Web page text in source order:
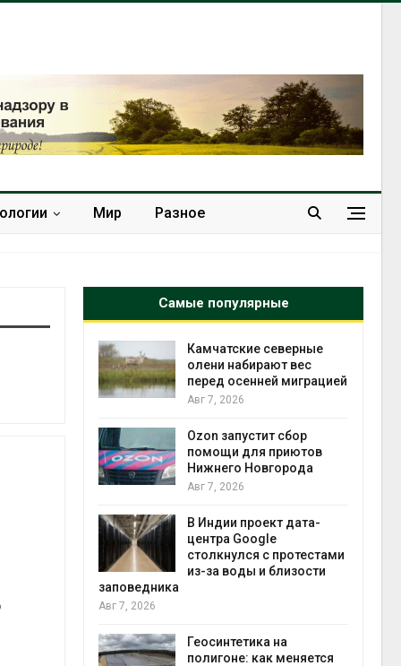
Мир Разное
Самые популярные
роста
Камчатские северные
олени набирают вес
перед осенней миграцией
Авг 7, 2026
Ozon запустит сбор
помощи для приютов
Нижнего Новгорода
Авг 7, 2026
В Индии проект дата-
центра Google
столкнулся с протестами
из-за воды и близости
заповедника
Авг 7, 2026
Геосинтетика на
полигоне: как меняется